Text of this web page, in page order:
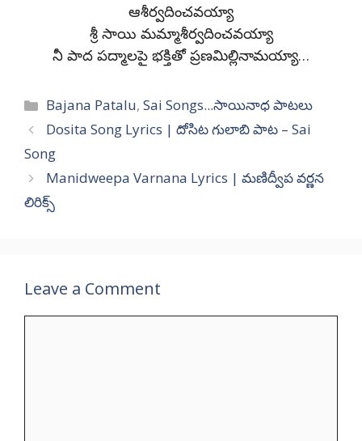
ఆశీర్వదించవయ్యా
శ్రీ సాయి మమ్మాశీర్వదించవయ్యా
నీ పాద పద్మాలపై భక్తితో ప్రణమిల్లినామయ్యా…
Categories
Bajana Patalu,Sai Songs...సాయినాధ పాటలు
Dosita Song Lyrics | దోసిట గులాబి పాట – Sai
Song
Manidweepa Varnana Lyrics | మణిద్వీప వర్ణన
లిరిక్స్
Leave a Comment